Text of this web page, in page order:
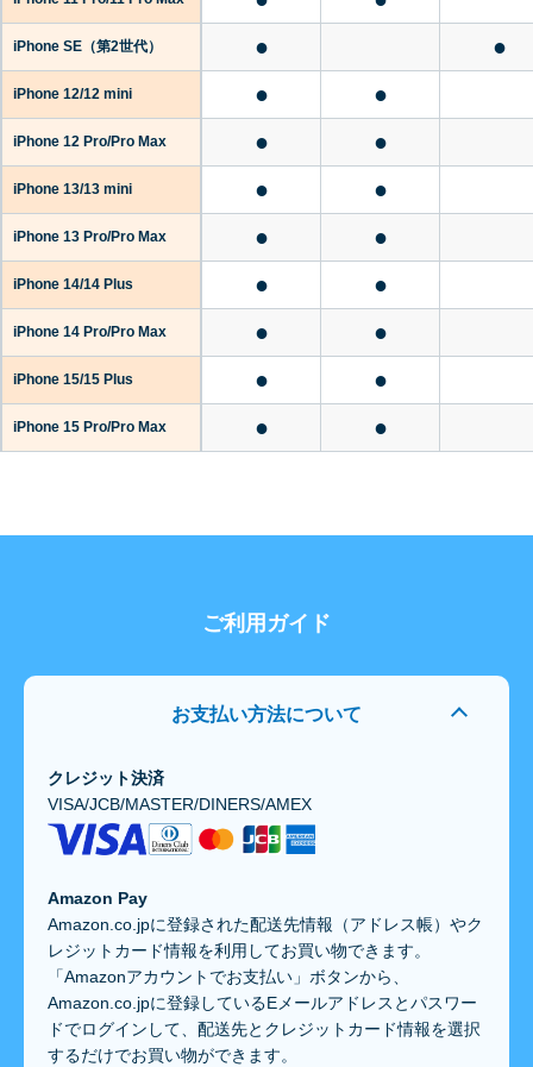
iPhone SE （第2世代） ● ●
iPhone 12/12 mini ● ●
iPhone 12 Pro/Pro Max ● ●
iPhone 13/13 mini ● ●
iPhone 13 Pro/Pro Max ● ●
iPhone 14/14 Plus ● ●
iPhone 14 Pro/Pro Max ● ●
iPhone 15/15 Plus ● ●
iPhone 15 Pro/Pro Max ● ●
ご利用ガイド
お支払い方法について
クレジット決済
VISA/JCB/MASTER/DINERS/AMEX
Amazon Pay
Amazon.co.jpに登録された配送先情報（アドレス帳）やク
レジットカード情報を利用してお買い物できます。
「Amazonアカウントでお支払い」ボタンから、
Amazon.co.jpに登録しているEメールアドレスとパスワー
ドでログインして、配送先とクレジットカード情報を選択
するだけでお買い物ができます。